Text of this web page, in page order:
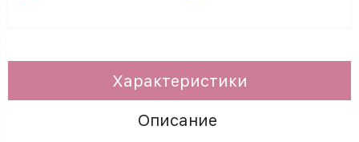
Характеристики
Описание